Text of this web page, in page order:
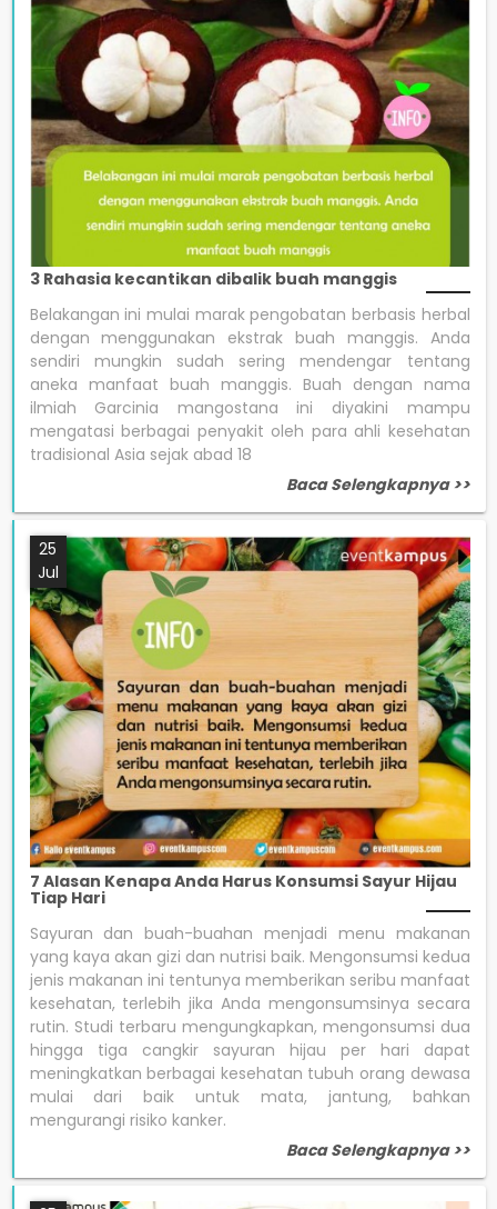
3 Rahasia kecantikan dibalik buah manggis
Belakangan ini mulai marak pengobatan berbasis herbal
dengan menggunakan ekstrak buah manggis. Anda
sendiri mungkin sudah sering mendengar tentang
aneka manfaat buah manggis. Buah dengan nama
ilmiah Garcinia mangostana ini diyakini mampu
mengatasi berbagai penyakit oleh para ahli kesehatan
tradisional Asia sejak abad 18
Baca Selengkapnya >>
25
Jul
7 Alasan Kenapa Anda Harus Konsumsi Sayur Hijau
Tiap Hari
Sayuran dan buah-buahan menjadi menu makanan
yang kaya akan gizi dan nutrisi baik. Mengonsumsi kedua
jenis makanan ini tentunya memberikan seribu manfaat
kesehatan, terlebih jika Anda mengonsumsinya secara
rutin. Studi terbaru mengungkapkan, mengonsumsi dua
hingga tiga cangkir sayuran hijau per hari dapat
meningkatkan berbagai kesehatan tubuh orang dewasa
mulai dari baik untuk mata, jantung, bahkan
mengurangi risiko kanker.
Baca Selengkapnya >>